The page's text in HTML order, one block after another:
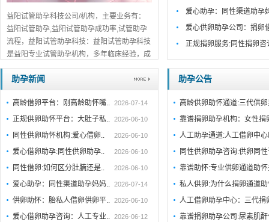
益阳试管助孕科技公司/机构，主要业务有：
益阳试管助孕,益阳试管助孕成功率,试管助孕
流程，益阳试管助孕科技：益阳试管助孕科技
是益阳专业试管助孕机构，多年临床经验，成
功案例丰富。一对一咨询，关于我们公开透
明，值得信赖。...
爱心助孕：同性渠道助孕
爱心供卵助孕公司：捐卵
正规捐卵服务:同性捐卵
助孕新闻
高龄借卵平台：刚高龄助怀嘴.. 2026-07-14
正规供卵助怀平台：大肚子私.. 2026-06-10
同性供卵助怀机构:爱心借卵.. 2026-06-10
爱心借卵助孕:同性供卵助孕.. 2026-06-10
同性借卵:如何区分肚腩还是.. 2026-06-10
爱心助孕：同性渠道助孕妈妈.. 2026-07-14
供卵助怀：胎私人借卵供卵平.. 2026-06-10
爱心借卵助孕咨询：人工专业.. 2026-06-12
助孕公告
高龄供卵助怀通道:三代供
靠谱捐卵助孕机构：女性
人工助孕通道:人工借卵中
同性供卵助孕咨询:供卵同
靠谱助怀:专业供卵通道助
私人供卵:为什么捐卵通道
人工借卵助孕中心：三代
靠谱捐卵助孕公司:尿素肌